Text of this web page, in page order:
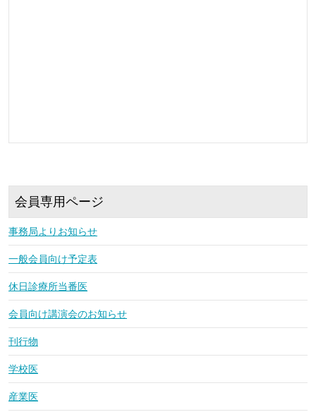
会員専用ページ
事務局よりお知らせ
一般会員向け予定表
休日診療所当番医
会員向け講演会のお知らせ
刊行物
学校医
産業医